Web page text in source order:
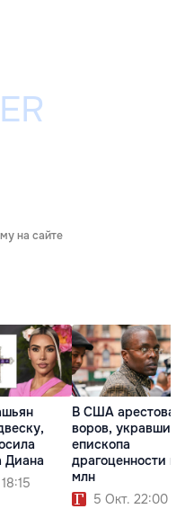
на сайте
Диана
В США
воров, укравших
епископа
драгоценности
млн
5 Окт. 22:00